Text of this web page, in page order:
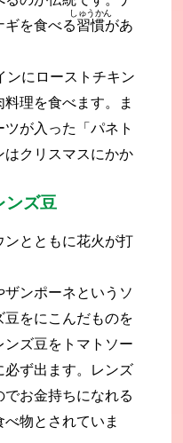
ギを食べる習慣
しゅうかん
があ
ンにローストチキン
理を食べます。ま
が入った「パネト
はクリスマスにかか
ンズ豆
ンとともに花火が打
ンポーネというソ
をにこんだものを
ンズ豆をトマトソー
必ず出ます。レンズ
でお金持ちになれる
べ物とされていま